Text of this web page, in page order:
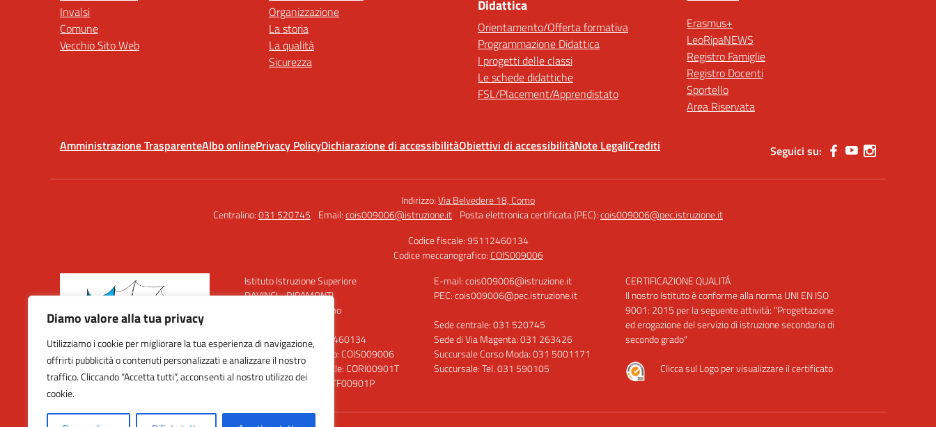
Diamo valore alla tua privacy
Utilizziamo i cookie per migliorare la tua esperienza di navigazione,
offrirti pubblicità o contenuti personalizzati e analizzare il nostro
traffico. Cliccando “Accetta tutti”, acconsenti al nostro utilizzo dei
cookie.
Invalsi
Comune
Vecchio Sito Web
Organizzazione
La storia
La qualità
Sicurezza
Didattica
Orientamento/Offerta formativa
Programmazione Didattica
I progetti delle classi
Le schede didattiche
FSL/Placement/Apprendistato
Erasmus+
LeoRipaNEWS
Registro Famiglie
Registro Docenti
Sportello
Area Riservata
Amministrazione TrasparenteAlbo onlinePrivacy PolicyDichiarazione di accessibilitàObiettivi di accessibilitàNote LegaliCrediti Seguici su:
Indirizzo:Via Belvedere 18, Como
Centralino:031 520745 Email:cois009006@istruzione.it Posta elettronica certificata (PEC):cois009006@pec.istruzione.it
Codice fiscale: 95112460134
Codice meccanografico: COIS009006
Istituto Istruzione Superiore
DAVINCI - RIPAMONTI
Via Belvedere 18, Como
Codice Fiscale: 95112460134
Codice Meccanografico: COIS009006
Istruzione Professionale: CORI00901T
Istruzione Tecnica: COTF00901P
E-mail: cois009006@istruzione.it
PEC: cois009006@pec.istruzione.it
Sede centrale: 031 520745
Sede di Via Magenta: 031 263426
Succursale Corso Moda: 031 5001171
Succursale: Tel. 031 590105
CERTIFICAZIONE QUALITÁ
Il nostro Istituto è conforme alla norma UNI EN ISO
9001: 2015 per la seguente attività: "Progettazione
ed erogazione del servizio di istruzione secondaria di
secondo grado"
Clicca sul Logo per visualizzare il certificato